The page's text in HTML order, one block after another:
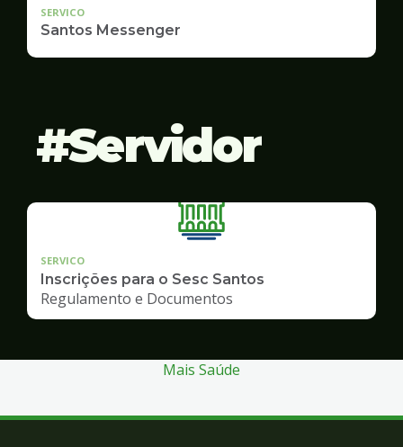
SERVICO
Santos Messenger
Servidor
SERVICO
Inscrições para o Sesc Santos
Regulamento e Documentos
Mais Saúde